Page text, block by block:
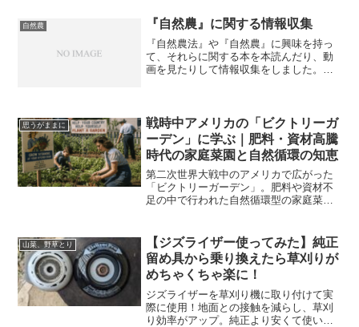
と道具がヘタってきます。今回は煙突と
して使っていた缶がボロボロになってき
たので少し構造を変更して出来具合の差
を確認してみましたよ！👍
自然農 『自然農』に関する情報収集
『自然農法』や『自然農』に興味を持っ
て、それらに関する本を本読んだり、動
画を見たりして情報収集をしました。読
思うがままに
戦時中アメリカの「ビクトリーガ
ーデン」に学ぶ｜肥料・資材高騰
時代の家庭菜園と自然循環の知恵
第二次世界大戦中のアメリカで広がった
「ビクトリーガーデン」。肥料や資材不
足の中で行われた自然循環型の家庭菜園
家庭菜園にも活かせる知恵をまとめまし
た。
山菜、野草とり
【ジズライザー使ってみた】純正
留め具から乗り換えたら草刈りが
めちゃくちゃ楽に！
ジズライザーを草刈り機に取り付けて実
際に使用！地面との接触を減らし、草刈
り効率がアップ。純正より安くて使いや